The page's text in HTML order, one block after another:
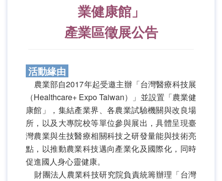
業健康館」
產業區徵展公告
活動緣由
農業部自2017年起受邀主辦「台灣醫療科技展
（Healthcare+ Expo Taiwan）」並設置「農業健
康館」，集結產業界、各農業試驗機關與改良場
所，以及大專院校等單位參與展出，具體呈現臺
灣農業與生技醫療相關科技之研發量能與技術亮
點，以推動農業科技邁向產業化及國際化，同時
促進國人身心靈健康。
財團法人農業科技研究院負責統籌辦理「台灣